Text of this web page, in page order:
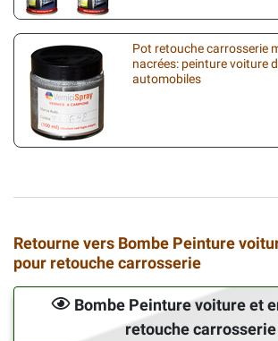
Pot retouche carrosserie
nacrées: peinture voiture
automobiles
Retourne vers Bombe Peinture
pour retouche carrosserie
Bombe Peinture voiture et
retouche carrosserie